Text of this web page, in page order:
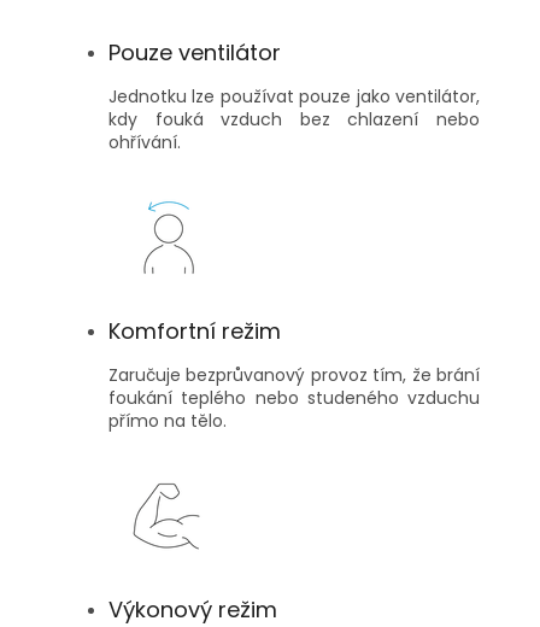
Pouze ventilátor
Jednotku lze používat pouze jako ventilátor,
kdy fouká vzduch bez chlazení nebo
ohřívání.
Komfortní režim
Zaručuje bezprůvanový provoz tím, že brání
foukání teplého nebo studeného vzduchu
přímo na tělo.
Výkonový režim